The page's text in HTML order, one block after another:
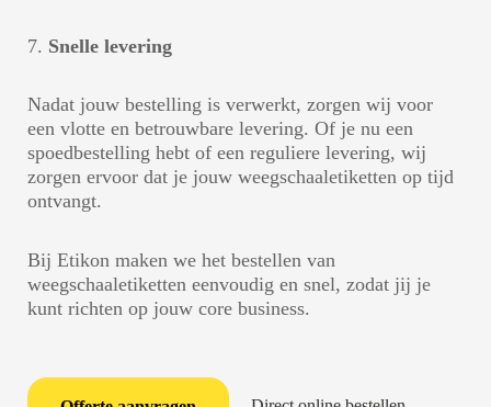
7. Snelle levering
Nadat jouw bestelling is verwerkt, zorgen wij voor
een vlotte en betrouwbare levering. Of je nu een
spoedbestelling hebt of een reguliere levering, wij
zorgen ervoor dat je jouw weegschaaletiketten op tijd
ontvangt.
Bij Etikon maken we het bestellen van
weegschaaletiketten eenvoudig en snel, zodat jij je
kunt richten op jouw core business.